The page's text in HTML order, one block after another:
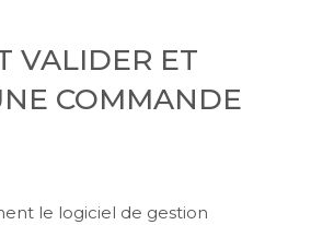
VALIDER ET
COMMANDE
le logiciel de gestion